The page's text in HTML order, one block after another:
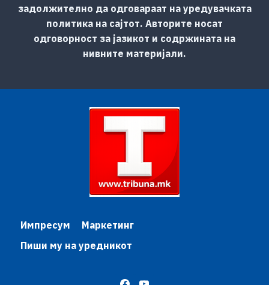
задолжително да одговараат на уредувачката
политика на сајтот. Авторите носат
одговорност за јазикот и содржината на
нивните материјали.
Импресум
Маркетинг
Пиши му на уредникот